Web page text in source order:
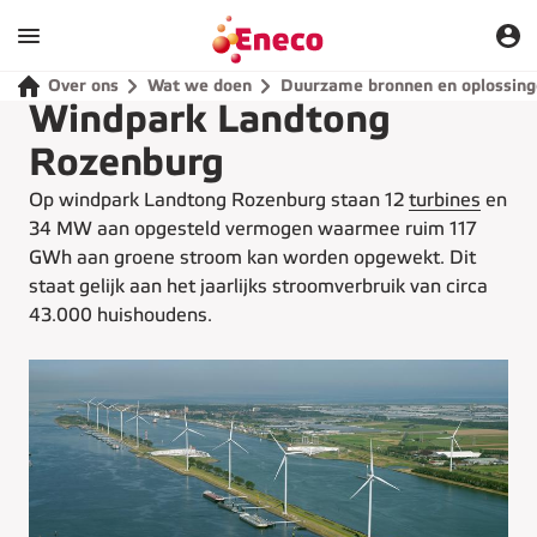
Over ons Wat we doen Duurzame bronnen en
Windpark Landtong
Rozenburg
Op windpark Landtong Rozenburg staan 12 turbines en
34 MW aan opgesteld vermogen waarmee ruim 117
GWh aan groene stroom kan worden opgewekt. Dit
staat gelijk aan het jaarlijks stroomverbruik van circa
43.000 huishoudens.